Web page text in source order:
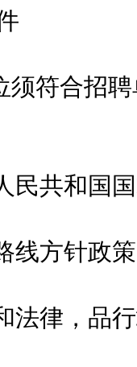
符合招聘
共和国
方针政策
律，品行